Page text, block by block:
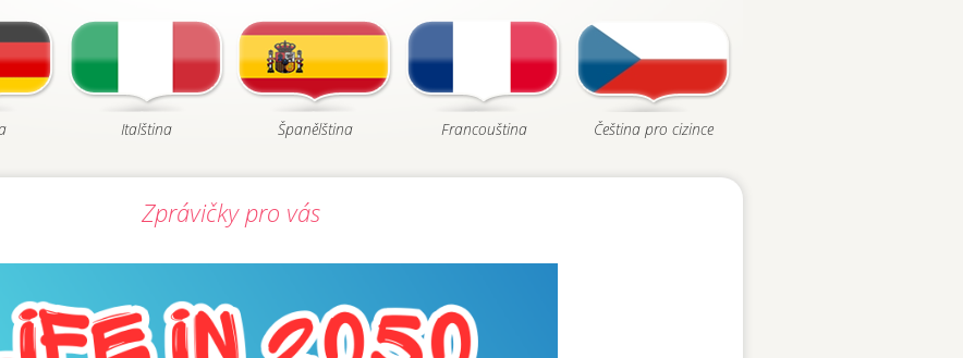
Italština Španělština Francouština Čeština pro cizince
Zprávičky pro vás